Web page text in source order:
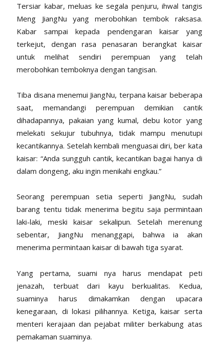
Tersiar kabar, meluas ke segala penjuru, ihwal tangis
Meng JiangNu yang merobohkan tembok raksasa.
Kabar sampai kepada pendengaran kaisar yang
terkejut, dengan rasa penasaran berangkat kaisar
untuk melihat sendiri perempuan yang telah
merobohkan temboknya dengan tangisan.
Tiba disana menemui JiangNu, terpana kaisar beberapa
saat, memandangi perempuan demikian cantik
dihadapannya, pakaian yang kumal, debu kotor yang
melekati sekujur tubuhnya, tidak mampu menutupi
kecantikannya. Setelah kembali menguasai diri, ber kata
kaisar: “Anda sungguh cantik, kecantikan bagai hanya di
dalam dongeng, aku ingin menikahi engkau.”
Seorang perempuan setia seperti JiangNu, sudah
barang tentu tidak menerima begitu saja permintaan
laki-laki, meski kaisar sekalipun. Setelah merenung
sebentar, JiangNu menanggapi, bahwa ia akan
menerima permintaan kaisar di bawah tiga syarat.
Yang pertama, suami nya harus mendapat peti
jenazah, terbuat dari kayu berkualitas. Kedua,
suaminya harus dimakamkan dengan upacara
kenegaraan, di lokasi pilihannya. Ketiga, kaisar serta
menteri kerajaan dan pejabat militer berkabung atas
pemakaman suaminya.